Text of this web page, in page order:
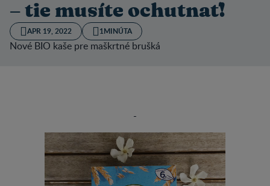
– tie musíte ochutnať!
APR 19, 2022 1MINÚTA
Nové BIO kaše pre maškrtné brušká